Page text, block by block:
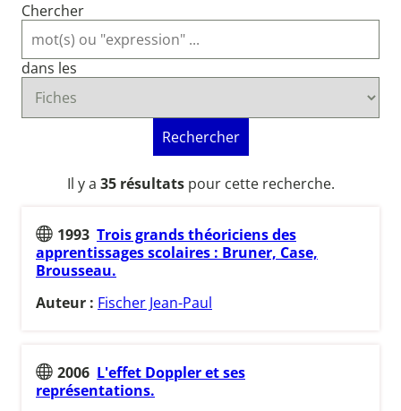
Chercher
dans les
Rechercher
Il y a 35 résultatspour cette recherche.
1993 Trois grands théoriciens des
apprentissages scolaires : Bruner, Case,
Brousseau.
Auteur : Fischer Jean-Paul
2006 L'effet Doppler et ses
représentations.